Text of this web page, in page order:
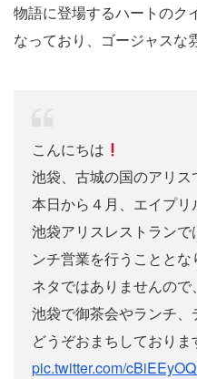
物語に登場するハートのク
なっており、ゴージャスな
こんにちは
池袋、古城の国のアリス
本日から４月、エイプリ
池袋アリスレストラン
ンチ営業を行うこととな
ネタではありませんので
池袋で御茶会やランチ、
どうぞおまちしておりま
pic.twitter.com/